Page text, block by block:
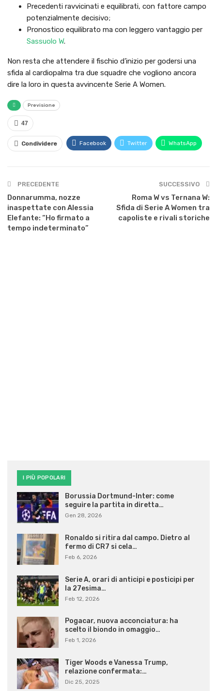
Precedenti ravvicinati e equilibrati, con fattore campo
potenzialmente decisivo;
Pronostico equilibrato ma con leggero vantaggio per
Sassuolo W.
Non resta che attendere il fischio d’inizio per godersi una
sfida al cardiopalma tra due squadre che vogliono ancora
dire la loro in questa avvincente Serie A Women.
Previsione
47
Condividere Facebook Twitter WhatsApp
PRECEDENTE
Donnarumma, nozze
inaspettate con Alessia
Elefante: “Ho firmato a
tempo indeterminato”
SUCCESSIVO
Roma W vs Ternana W:
Sfida di Serie A Women tra
capoliste e rivali storiche
I PIÙ POPOLARI
Borussia Dortmund-Inter: come
seguire la partita in diretta…
Gen 28, 2026
Ronaldo si ritira dal campo. Dietro al
fermo di CR7 si cela…
Feb 6, 2026
Serie A, orari di anticipi e posticipi per
la 27esima…
Feb 12, 2026
Pogacar, nuova acconciatura: ha
scelto il biondo in omaggio…
Feb 1, 2026
Tiger Woods e Vanessa Trump,
relazione confermata:…
Dic 25, 2025